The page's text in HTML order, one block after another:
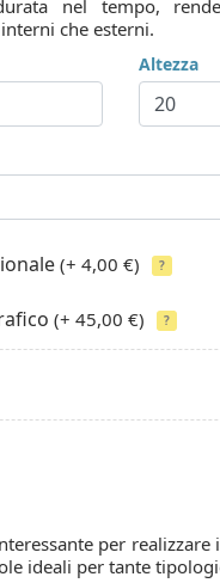
nel tempo,
che esterni.
Altezza
(+ 4,00 €) ?
(+ 45,00 €) ?
per
ideali per tante